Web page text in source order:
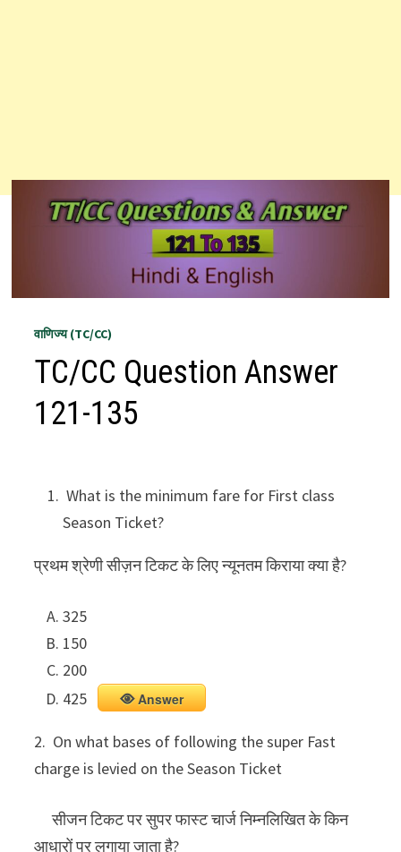
वाणिज्य (TC/CC)
TC/CC Question Answer
121-135
What is the minimum fare for First class
Season Ticket?
प्रथम श्रेणी सीज़न टिकट के लिए न्यूनतम किराया क्या है?
325
150
200
425
Answer
2. On what bases of following the super Fast
charge is levied on the Season Ticket
सीजन टिकट पर सुपर फास्ट चार्ज निम्नलिखित के किन
आधारों पर लगाया जाता है?